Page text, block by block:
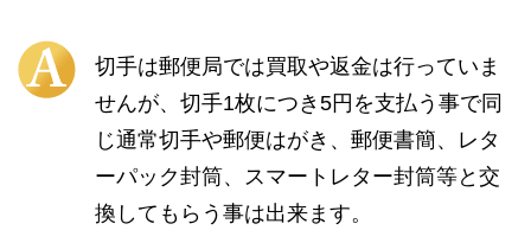
切手は郵便局では買取や返金は行っていま
せんが、切手1枚につき5円を支払う事で同
じ通常切手や郵便はがき、郵便書簡、レタ
ーパック封筒、スマートレター封筒等と交
換してもらう事は出来ます。